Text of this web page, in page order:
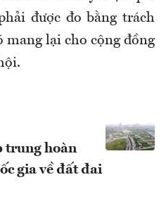
được đo bằng trách
lại cho cộng đồng
trung hoàn
gia về đất đai